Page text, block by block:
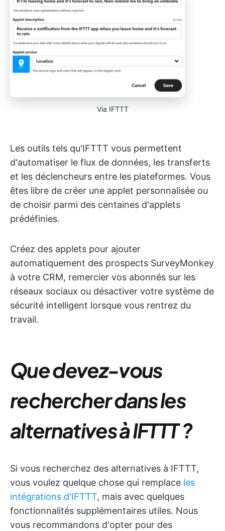
Via IFTTT
Les outils tels qu'IFTTT vous permettent
d'automatiser le flux de données, les transferts
et les déclencheurs entre les plateformes. Vous
êtes libre de créer une applet personnalisée ou
de choisir parmi des centaines d'applets
prédéfinies.
Créez des applets pour ajouter
automatiquement des prospects SurveyMonkey
à votre CRM, remercier vos abonnés sur les
réseaux sociaux ou désactiver votre système de
sécurité intelligent lorsque vous rentrez du
travail.
Que devez-vous
rechercher dans les
alternatives à IFTTT ?
Si vous recherchez des alternatives à IFTTT,
vous voulez quelque chose qui remplace les
intégrations d'IFTTT, mais avec quelques
fonctionnalités supplémentaires utiles. Nous
vous recommandons d'opter pour des